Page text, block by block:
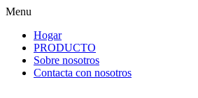
Menu
Hogar
PRODUCTO
Sobre nosotros
Contacta con nosotros